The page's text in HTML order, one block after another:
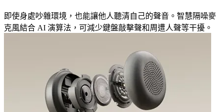
即使身處吵雜環境，也能讓他人聽清自己的聲音。智慧隔噪麥
克風結合 AI 演算法，可減少鍵盤敲擊聲和周遭人聲等干擾。